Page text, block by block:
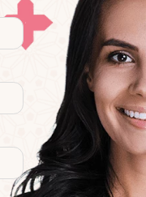
Engagement collaborateur
pouls du moral de vos